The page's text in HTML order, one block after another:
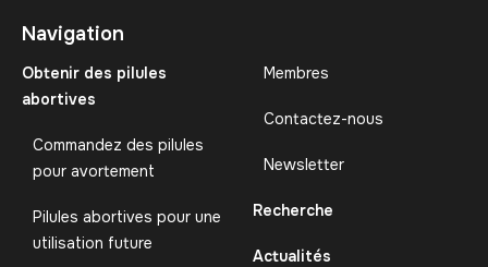
Navigation
Obtenir des pilules
abortives
Commandez des pilules
pour avortement
Pilules abortives pour une
utilisation future
Membres
Contactez-nous
Newsletter
Recherche
Actualités